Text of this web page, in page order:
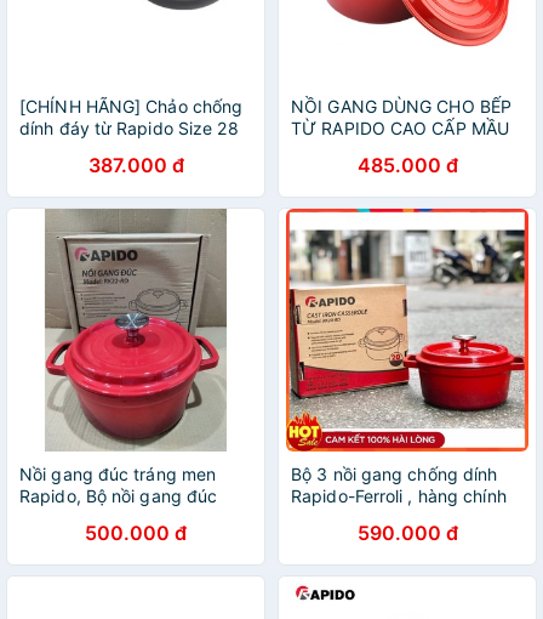
[CHÍNH HÃNG] Chảo chống
dính đáy từ Rapido Size 28
387.000 đ
NỒI GANG DÙNG CHO BẾP
TỪ RAPIDO CAO CẤP MẦU
485.000 đ
Nồi gang đúc tráng men
Rapido, Bộ nồi gang đúc
20, 22, 24cm , dùng cho tất
cả các loại bếp.
500.000 đ
Bộ 3 nồi gang chống dính
Rapido-Ferroli , hàng chính
590.000 đ